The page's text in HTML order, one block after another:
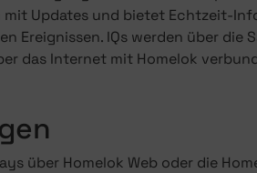
Updates und bietet Echtzeit-
Ereignissen. IQs werden über die
das Internet mit Homelok
über Homelok Web oder die